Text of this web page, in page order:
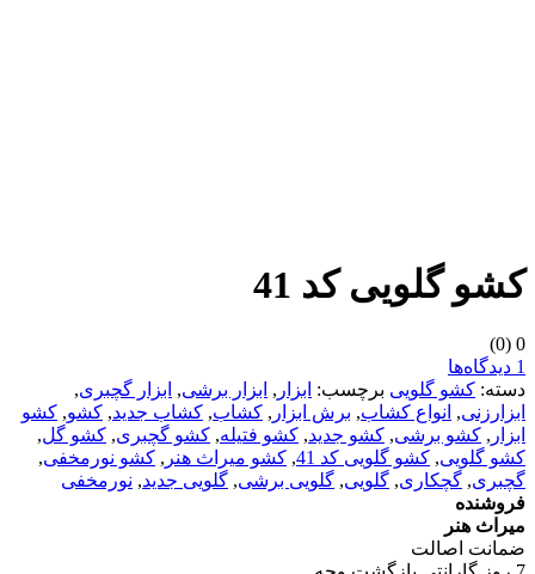
کشو گلویی کد 41
0
(0)
1 دیدگاه‌ها
دسته: کشو گلویی برچسب: ابزار , ابزار برشی, ابزار گچبری,
ابزارزنی, انواع کشاب, برش ابزار , کشاب, کشاب جدید, کشو, کشو
ابزار , کشو برشی, کشو جدید, کشو فتیله, کشو گچبری, کشو گل,
کشو گلویی, کشو گلویی کد 41 , کشو میراث هنر , کشو نورمخفی,
گچبری, گچکاری, گلویی, گلویی برشی, گلویی جدید, نورمخفی
فروشنده
میراث هنر
ضمانت اصالت